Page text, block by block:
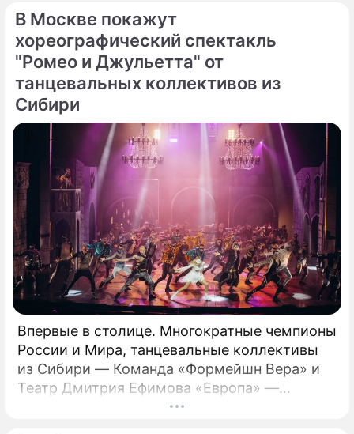
доказал: рынок живет рекордами.
В Москве покажут
хореографический спектакль
"Ромео и Джульетта" от
танцевальных коллективов из
Сибири
Впервые в столице. Многократные чемпионы
России и Мира, танцевальные коллективы
из Сибири — Команда «Формейшн Вера» и
Театр Дмитрия Ефимова «Европа» —
представляют хореографический спектакль